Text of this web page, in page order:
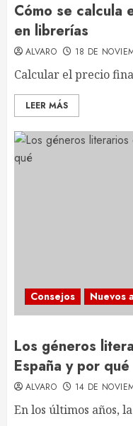
Cómo se calcula
en librerías
ALVARO 18 DE
Calcular el precio
LEER MÁS
Consejos Nuevos
Los géneros
España y por qué
ALVARO 14 DE
En los últimos años,